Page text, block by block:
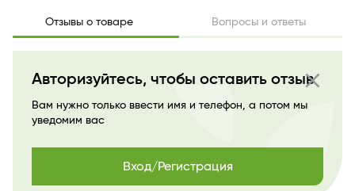
Отзывы о товаре Вопросы и ответы
close
Авторизуйтесь, чтобы оставить отзыв
Вам нужно только ввести имя и телефон, а потом мы
уведомим вас
Вход/Регистрация